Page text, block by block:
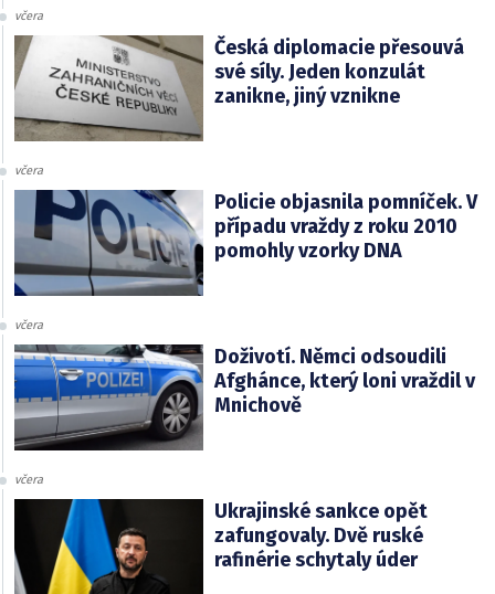
včera
Česká diplomacie přesouvá
své síly. Jeden konzulát
zanikne, jiný vznikne
včera
Policie objasnila pomníček. V
případu vraždy z roku 2010
pomohly vzorky DNA
včera
Doživotí. Němci odsoudili
Afghánce, který loni vraždil v
Mnichově
včera
Ukrajinské sankce opět
zafungovaly. Dvě ruské
rafinérie schytaly úder